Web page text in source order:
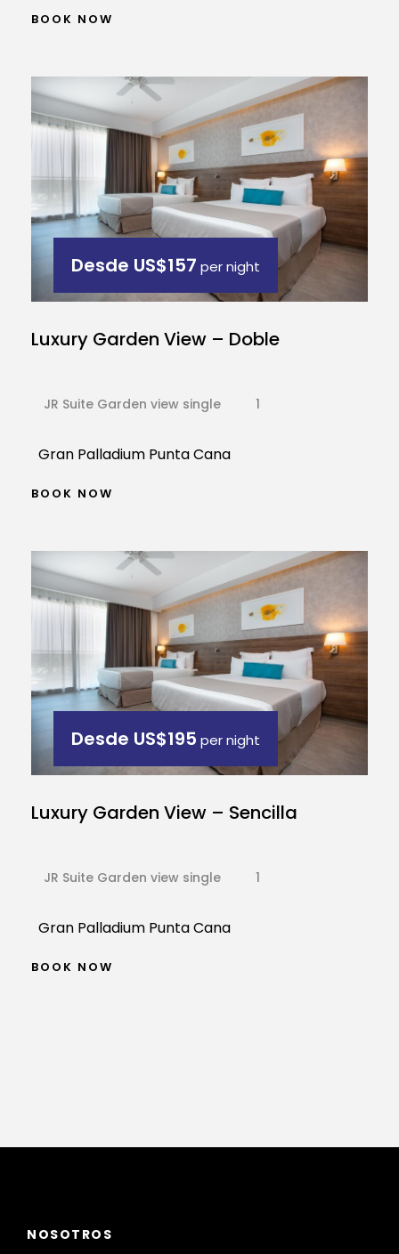
BOOK NOW
Desde US$157 per night
Luxury Garden View – Doble
JR Suite Garden view single 1
Gran Palladium Punta Cana
BOOK NOW
Desde US$195 per night
Luxury Garden View – Sencilla
JR Suite Garden view single 1
Gran Palladium Punta Cana
BOOK NOW
NOSOTROS